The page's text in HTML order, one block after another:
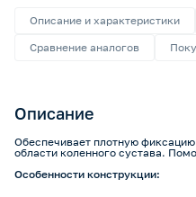
Описание и характеристики
Сравнение аналогов
Описание
Обеспечивает плотную
области коленного сустава.
Особенности конструкции: